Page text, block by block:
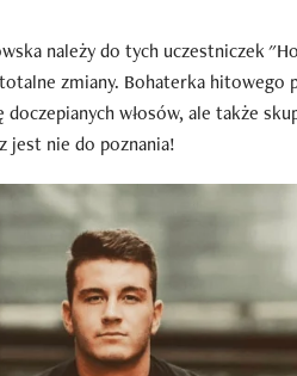
należy do tych uczestniczek
zmiany. Bohaterka hitowego
doczepianych włosów, ale także
jest nie do poznania!